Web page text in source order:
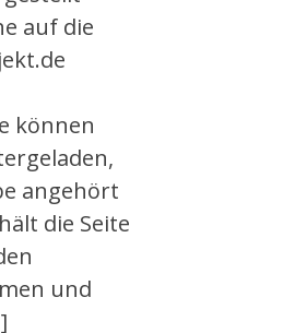
auf die
können
angehört
die Seite
und